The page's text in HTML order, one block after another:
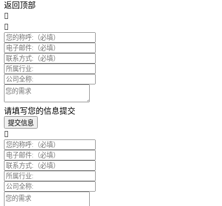
返回顶部
请填写您的信息提交
提交信息